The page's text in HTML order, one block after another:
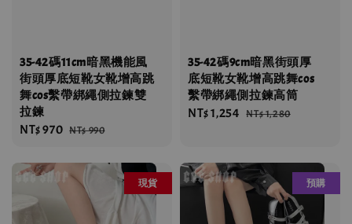
35-42碼11cm暗黑機能風
街頭厚底短靴女靴增高跳
舞cos繫帶綁繩側拉鍊雙
拉鍊
Sale
NT$ 970 Regular
NT$ 990
35-42碼9cm暗黑街頭厚
底短靴女靴增高跳舞cos
繫帶綁繩側拉鍊高筒
Sale
NT$ 1,254 Regular
NT$ 1,280
現貨 預購